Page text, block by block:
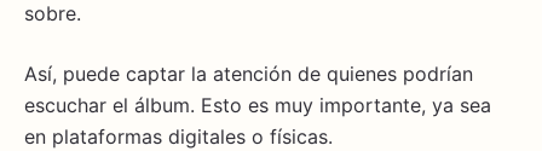
sobre.
Así, puede captar la atención de quienes podrían
escuchar el álbum. Esto es muy importante, ya sea
en plataformas digitales o físicas.